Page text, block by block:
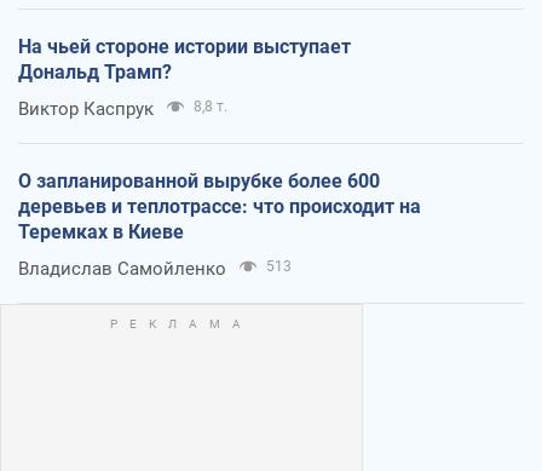
На чьей стороне истории выступает
Дональд Трамп?
Виктор Каспрук 8,8 т.
О запланированной вырубке более 600
деревьев и теплотрассе: что происходит на
Теремках в Киеве
Владислав Самойленко 513